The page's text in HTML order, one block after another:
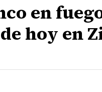
en
hoy en